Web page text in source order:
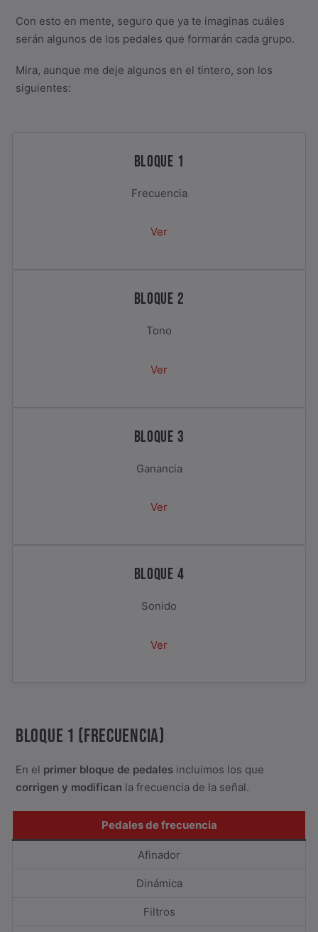
Con esto en mente, seguro que ya te imaginas cuáles
serán algunos de los pedales que formarán cada grupo.
Mira, aunque me deje algunos en el tintero, son los
siguientes:
BLOQUE 1
Frecuencia
Ver
BLOQUE 2
Tono
Ver
BLOQUE 3
Ganancia
Ver
BLOQUE 4
Sonido
Ver
BLOQUE 1 (FRECUENCIA)
En el primer bloque de pedales incluimos los que
corrigen y modifican la frecuencia de la señal.
Pedales de frecuencia
Afinador
Dinámica
Filtros